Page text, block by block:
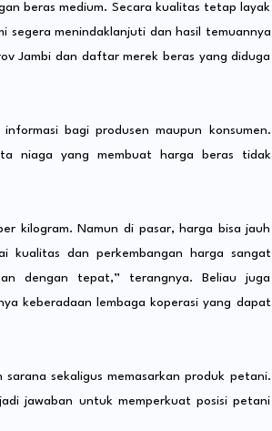
beras medium. Secara kualitas tetap layak
segera menindaklanjuti dan hasil temuannya
Jambi dan daftar merek beras yang diduga
bagi produsen maupun konsumen.
niaga yang membuat harga beras tidak
kilogram. Namun di pasar, harga bisa jauh
kualitas dan perkembangan harga sangat
dengan tepat,” terangnya. Beliau juga
keberadaan lembaga koperasi yang dapat
sekaligus memasarkan produk petani.
jawaban untuk memperkuat posisi petani